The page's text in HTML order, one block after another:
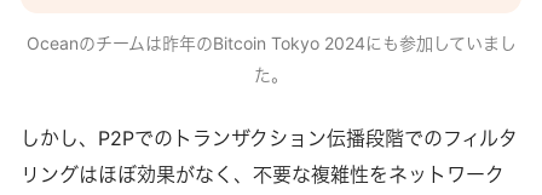
Stratum V2を紹介しています。知識をリフレッシュされたい
方はぜひ以下の記事をご覧ください。またOceanについても
Stratum V2は本当にマイニングプールの検閲耐性を改善する
のか？マイニングの話題になると、少なくともここ数年は規
Oceanのチームは昨年のBitcoin Tokyo 2024にも参加していまし
た。
しかし、P2Pでのトランザクション伝播段階でのフィルタ
リングはほぼ効果がなく、不要な複雑性をネットワーク